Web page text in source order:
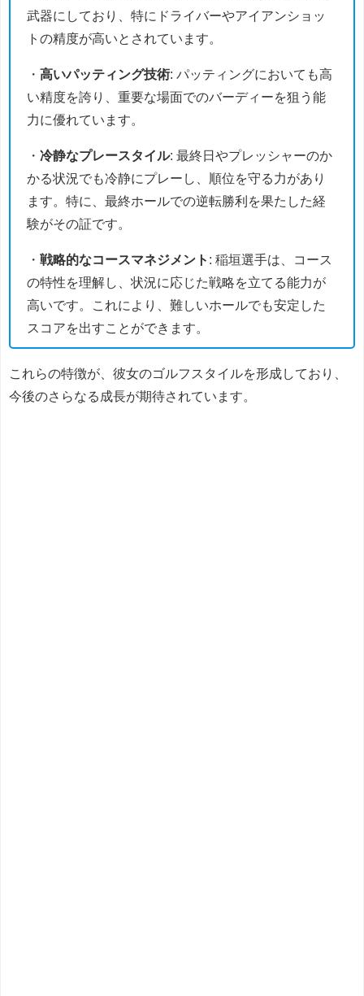
武器にしており、特にドライバーやアイアンショッ
トの精度が高いとされています。
・ 高いパッティング技術: パッティングにおいても高
い精度を誇り、重要な場面でのバーディーを狙う能
力に優れています。
・ 冷静なプレースタイル: 最終日やプレッシャーのか
かる状況でも冷静にプレーし、順位を守る力があり
ます。特に、最終ホールでの逆転勝利を果たした経
験がその証です。
・ 戦略的なコースマネジメント : 稲垣選手は、コース
の特性を理解し、状況に応じた戦略を立てる能力が
高いです。これにより、難しいホールでも安定した
スコアを出すことができます。
これらの特徴が、彼女のゴルフスタイルを形成しており、
今後のさらなる成長が期待されています。